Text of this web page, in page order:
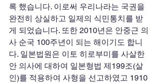
록 했습니다. 이로써 우리나라는 국권을
완전히 상실하고 일제의 식민통치를 받
게 되었습니다. 또한 2010년은 안중근 의
사 순국 100주년이 되는 해이기도 합니
다. 일본법원은 이토 히로부미를 사살한
안 의사에 대하여 일본형법 제199조(살
인)를 적용하여 사형을 선고하였고 1910